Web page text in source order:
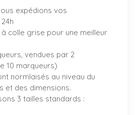
expédions vos
à colle grise pour une meilleur
vendues par 2
10 marqueurs)
normlaisés au niveau du
et des dimensions.
3 tailles standards :